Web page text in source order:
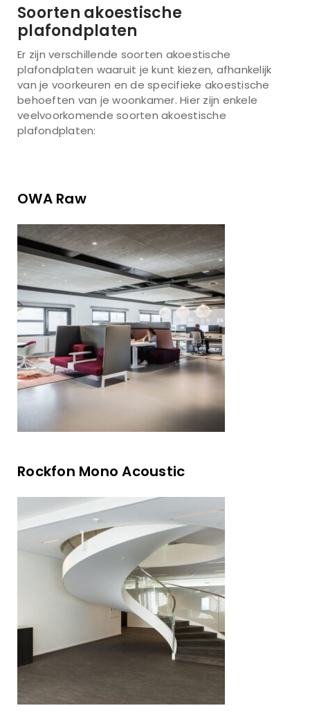
Soorten akoestische
plafondplaten
Er zijn verschillende soorten akoestische
plafondplaten waaruit je kunt kiezen, afhankelijk
van je voorkeuren en de specifieke akoestische
behoeften van je woonkamer. Hier zijn enkele
veelvoorkomende soorten akoestische
plafondplaten:
OWA Raw
Rockfon Mono Acoustic